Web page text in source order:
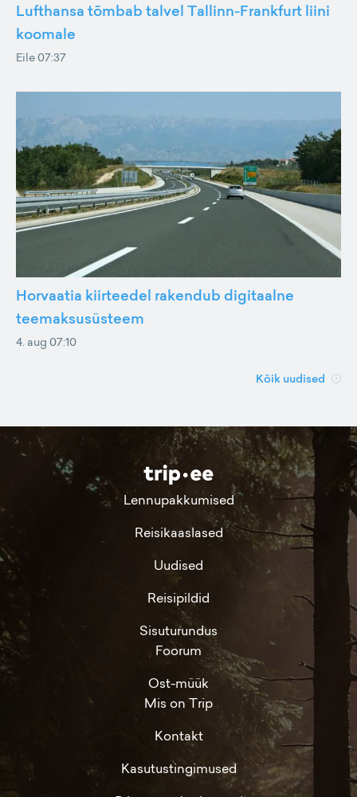
Lufthansa tõmbab talvel Tallinn-Frankfurt liini
koomale
Eile 07:37
Horvaatia kiirteedel rakendub digitaalne
teemaksusüsteem
4. aug 07:10
Kõik uudised
Lennupakkumised
Reisikaaslased
Uudised
Reisipildid
Sisuturundus
Foorum
Ost-müük
Mis on Trip
Kontakt
Kasutustingimused